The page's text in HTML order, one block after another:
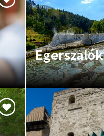
Egerszalók